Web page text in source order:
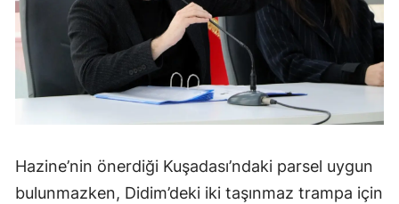
Hazine’nin önerdiği Kuşadası’ndaki parsel uygun
bulunmazken, Didim’deki iki taşınmaz trampa için